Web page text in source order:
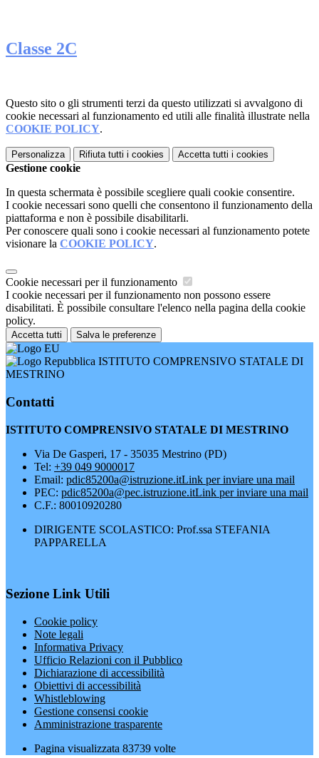
Classe 2C
Questo sito o gli strumenti terzi da questo utilizzati si avvalgono di
cookie necessari al funzionamento ed utili alle finalità illustrate nella
COOKIE POLICY.
Personalizza Rifiuta tutti i cookies Accetta tutti i cookies
Gestione cookie
In questa schermata è possibile scegliere quali cookie consentire.
I cookie necessari sono quelli che consentono il funzionamento della
piattaforma e non è possibile disabilitarli.
Per conoscere quali sono i cookie necessari al funzionamento potete
visionare la COOKIE POLICY.
Cookie necessari per il funzionamento
I cookie necessari per il funzionamento non possono essere
disabilitati. È possibile consultare l'elenco nella pagina della cookie
policy.
Accetta tutti Salva le preferenze
ISTITUTO COMPRENSIVO STATALE DI
MESTRINO
Contatti
ISTITUTO COMPRENSIVO STATALE DI MESTRINO
Via De Gasperi, 17 - 35035 Mestrino (PD)
Tel: +39 049 9000017
Email: pdic85200a@istruzione.itLink per inviare una mail
PEC: pdic85200a@pec.istruzione.itLink per inviare una mail
C.F.: 80010920280
DIRIGENTE SCOLASTICO: Prof.ssa STEFANIA
PAPPARELLA
Sezione Link Utili
Cookie policy
Note legali
Informativa Privacy
Ufficio Relazioni con il Pubblico
Dichiarazione di accessibilità
Obiettivi di accessibilità
Whistleblowing
Gestione consensi cookie
Amministrazione trasparente
Pagina visualizzata 83739 volte